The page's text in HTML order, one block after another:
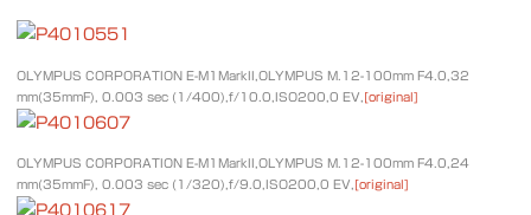
OLYMPUS CORPORATION E-M1MarkII,OLYMPUS M.12-100mm F4.0,32
mm(35mmF), 0.003 sec (1/400),f/10.0,ISO200,0 EV, [original]
OLYMPUS CORPORATION E-M1MarkII,OLYMPUS M.12-100mm F4.0,24
mm(35mmF), 0.003 sec (1/320),f/9.0,ISO200,0 EV, [original]